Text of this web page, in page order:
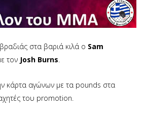
στα βαριά κιλά ο Sam
τον Josh Burns.
κάρτα αγώνων με τα pounds στα
του promotion.